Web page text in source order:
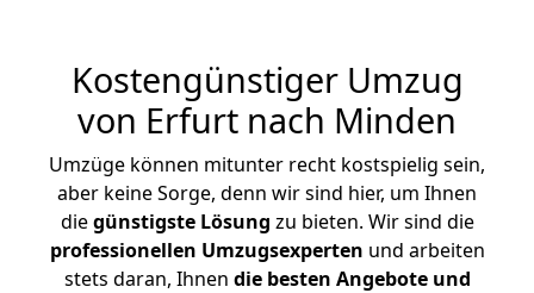
Kostengünstiger Umzug
von Erfurt nach Minden
Umzüge können mitunter recht kostspielig sein,
aber keine Sorge, denn wir sind hier, um Ihnen
diegünstigste Lösung zu bieten. Wir sind die
professionellen Umzugsexperten und arbeiten
stets daran, Ihnen die besten Angebote und